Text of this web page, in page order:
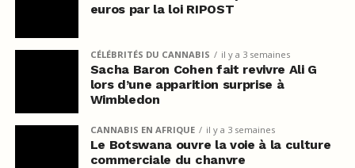
euros par la loi RIPOST
CÉLÉBRITÉS DU CANNABIS il y a 3 semaines
Sacha Baron Cohen fait revivre Ali G
lors d’une apparition surprise à
Wimbledon
CANNABIS EN AFRIQUE il y a 3 semaines
Le Botswana ouvre la voie à la culture
commerciale du chanvre